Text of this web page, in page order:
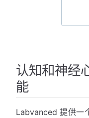
认知和神经
能
Labvanced 提供一